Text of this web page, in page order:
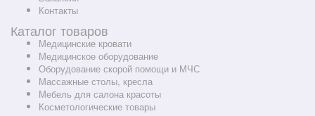
Контакты
Каталог товаров
Медицинские кровати
Медицинское оборудование
Оборудование скорой помощи и МЧС
Массажные столы, кресла
Мебель для салона красоты
Косметологические товары